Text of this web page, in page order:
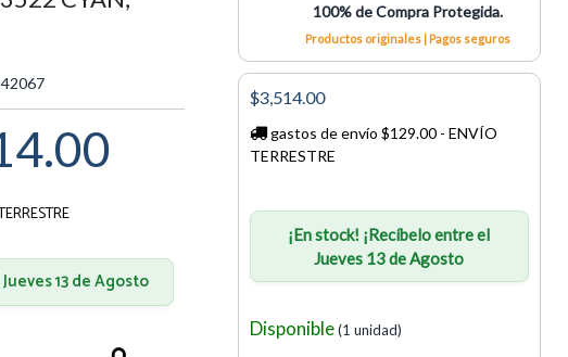
13 de Agosto
100% de Compra Protegida.
Productos originales | Pagos seguros
$3,514.00
gastos de envío $129.00 - ENVÍO
TERRESTRE
¡En stock! ¡Recíbelo entre el
Jueves 13 de Agosto
Disponible(1 unidad)